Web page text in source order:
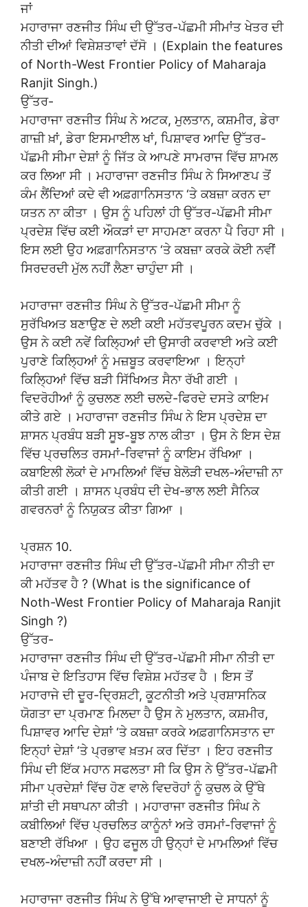
ਜਾਂ
ਮਹਾਰਾਜਾ ਰਣਜੀਤ ਸਿੰਘ ਦੀ ਉੱਤਰ-ਪੱਛਮੀ ਸੀਮਾਂਤ ਖੇਤਰ ਦੀ
ਨੀਤੀ ਦੀਆਂ ਵਿਸ਼ੇਸ਼ਤਾਵਾਂ ਦੱਸੋ । (Explain the features
of North-West Frontier Policy of Maharaja
Ranjit Singh.)
ਉੱਤਰ-
ਮਹਾਰਾਜਾ ਰਣਜੀਤ ਸਿੰਘ ਨੇ ਅਟਕ, ਮੁਲਤਾਨ, ਕਸ਼ਮੀਰ, ਡੇਰਾ
ਗਾਜ਼ੀ ਖ਼ਾਂ, ਡੇਰਾ ਇਸਮਾਈਲ ਖਾਂ, ਪਿਸ਼ਾਵਰ ਆਦਿ ਉੱਤਰ-
ਪੱਛਮੀ ਸੀਮਾ ਦੇਸ਼ਾਂ ਨੂੰ ਜਿੱਤ ਕੇ ਆਪਣੇ ਸਾਮਰਾਜ ਵਿੱਚ ਸ਼ਾਮਲ
ਕਰ ਲਿਆ ਸੀ । ਮਹਾਰਾਜਾ ਰਣਜੀਤ ਸਿੰਘ ਨੇ ਸਿਆਣਪ ਤੋਂ
ਕੰਮ ਲੈਂਦਿਆਂ ਕਦੇ ਵੀ ਅਫ਼ਗਾਨਿਸਤਾਨ ‘ਤੇ ਕਬਜ਼ਾ ਕਰਨ ਦਾ
ਯਤਨ ਨਾ ਕੀਤਾ । ਉਸ ਨੂੰ ਪਹਿਲਾਂ ਹੀ ਉੱਤਰ-ਪੱਛਮੀ ਸੀਮਾ
ਪ੍ਰਦੇਸ਼ ਵਿੱਚ ਕਈ ਔਕੜਾਂ ਦਾ ਸਾਹਮਣਾ ਕਰਨਾ ਪੈ ਰਿਹਾ ਸੀ ।
ਇਸ ਲਈ ਉਹ ਅਫ਼ਗਾਨਿਸਤਾਨ ‘ਤੇ ਕਬਜ਼ਾ ਕਰਕੇ ਕੋਈ ਨਵੀਂ
ਸਿਰਦਰਦੀ ਮੁੱਲ ਨਹੀਂ ਲੈਣਾ ਚਾਹੁੰਦਾ ਸੀ ।
ਮਹਾਰਾਜਾ ਰਣਜੀਤ ਸਿੰਘ ਨੇ ਉੱਤਰ-ਪੱਛਮੀ ਸੀਮਾ ਨੂੰ
ਸੁਰੱਖਿਅਤ ਬਣਾਉਣ ਦੇ ਲਈ ਕਈ ਮਹੱਤਵਪੂਰਨ ਕਦਮ ਚੁੱਕੇ ।
ਉਸ ਨੇ ਕਈ ਨਵੇਂ ਕਿਲ੍ਹਿਆਂ ਦੀ ਉਸਾਰੀ ਕਰਵਾਈ ਅਤੇ ਕਈ
ਪੁਰਾਣੇ ਕਿਲ੍ਹਿਆਂ ਨੂੰ ਮਜ਼ਬੂਤ ਕਰਵਾਇਆ । ਇਨ੍ਹਾਂ
ਕਿਲ੍ਹਿਆਂ ਵਿੱਚ ਬੜੀ ਸਿੱਖਿਅਤ ਸੈਨਾ ਰੱਖੀ ਗਈ ।
ਵਿਦਰੋਹੀਆਂ ਨੂੰ ਕੁਚਲਣ ਲਈ ਚਲਦੇ-ਫਿਰਦੇ ਦਸਤੇ ਕਾਇਮ
ਕੀਤੇ ਗਏ । ਮਹਾਰਾਜਾ ਰਣਜੀਤ ਸਿੰਘ ਨੇ ਇਸ ਪ੍ਰਦੇਸ਼ ਦਾ
ਸ਼ਾਸਨ ਪ੍ਰਬੰਧ ਬੜੀ ਸੂਝ-ਬੂਝ ਨਾਲ ਕੀਤਾ । ਉਸ ਨੇ ਇਸ ਦੇਸ਼
ਵਿੱਚ ਪ੍ਰਚਲਿਤ ਰਸਮਾਂ-ਰਿਵਾਜਾਂ ਨੂੰ ਕਾਇਮ ਰੱਖਿਆ ।
ਕਬਾਇਲੀ ਲੋਕਾਂ ਦੇ ਮਾਮਲਿਆਂ ਵਿੱਚ ਬੇਲੋੜੀ ਦਖਲ-ਅੰਦਾਜ਼ੀ ਨਾ
ਕੀਤੀ ਗਈ । ਸ਼ਾਸਨ ਪ੍ਰਬੰਧ ਦੀ ਦੇਖ-ਭਾਲ ਲਈ ਸੈਨਿਕ
ਗਵਰਨਰਾਂ ਨੂੰ ਨਿਯੁਕਤ ਕੀਤਾ ਗਿਆ ।
ਪ੍ਰਸ਼ਨ 10.
ਮਹਾਰਾਜਾ ਰਣਜੀਤ ਸਿੰਘ ਦੀ ਉੱਤਰ-ਪੱਛਮੀ ਸੀਮਾ ਨੀਤੀ ਦਾ
ਕੀ ਮਹੱਤਵ ਹੈ ? (What is the significance of
Noth-West Frontier Policy of Maharaja Ranjit
Singh ?)
ਉੱਤਰ-
ਮਹਾਰਾਜਾ ਰਣਜੀਤ ਸਿੰਘ ਦੀ ਉੱਤਰ-ਪੱਛਮੀ ਸੀਮਾ ਨੀਤੀ ਦਾ
ਪੰਜਾਬ ਦੇ ਇਤਿਹਾਸ ਵਿੱਚ ਵਿਸ਼ੇਸ਼ ਮਹੱਤਵ ਹੈ । ਇਸ ਤੋਂ
ਮਹਾਰਾਜੇ ਦੀ ਦੂਰ-ਦ੍ਰਿਸ਼ਟੀ, ਕੂਟਨੀਤੀ ਅਤੇ ਪ੍ਰਸ਼ਾਸਨਿਕ
ਯੋਗਤਾ ਦਾ ਪ੍ਰਮਾਣ ਮਿਲਦਾ ਹੈ ਉਸ ਨੇ ਮੁਲਤਾਨ, ਕਸ਼ਮੀਰ,
ਪਿਸ਼ਾਵਰ ਆਦਿ ਦੇਸ਼ਾਂ ‘ਤੇ ਕਬਜ਼ਾ ਕਰਕੇ ਅਫ਼ਗਾਨਿਸਤਾਨ ਦਾ
ਇਨ੍ਹਾਂ ਦੇਸ਼ਾਂ ‘ਤੇ ਪ੍ਰਭਾਵ ਖ਼ਤਮ ਕਰ ਦਿੱਤਾ । ਇਹ ਰਣਜੀਤ
ਸਿੰਘ ਦੀ ਇੱਕ ਮਹਾਨ ਸਫਲਤਾ ਸੀ ਕਿ ਉਸ ਨੇ ਉੱਤਰ-ਪੱਛਮੀ
ਸੀਮਾ ਪ੍ਰਦੇਸ਼ਾਂ ਵਿੱਚ ਹੋਣ ਵਾਲੇ ਵਿਦਰੋਹਾਂ ਨੂੰ ਕੁਚਲ ਕੇ ਉੱਥੇ
ਸ਼ਾਂਤੀ ਦੀ ਸਥਾਪਨਾ ਕੀਤੀ । ਮਹਾਰਾਜਾ ਰਣਜੀਤ ਸਿੰਘ ਨੇ
ਕਬੀਲਿਆਂ ਵਿੱਚ ਪ੍ਰਚਲਿਤ ਕਾਨੂੰਨਾਂ ਅਤੇ ਰਸਮਾਂ-ਰਿਵਾਜਾਂ ਨੂੰ
ਬਣਾਈ ਰੱਖਿਆ । ਉਹ ਫਜੂਲ ਹੀ ਉਨ੍ਹਾਂ ਦੇ ਮਾਮਲਿਆਂ ਵਿੱਚ
ਦਖਲ-ਅੰਦਾਜ਼ੀ ਨਹੀਂ ਕਰਦਾ ਸੀ ।
ਮਹਾਰਾਜਾ ਰਣਜੀਤ ਸਿੰਘ ਨੇ ਉੱਥੇ ਆਵਾਜਾਈ ਦੇ ਸਾਧਨਾਂ ਨੂੰ